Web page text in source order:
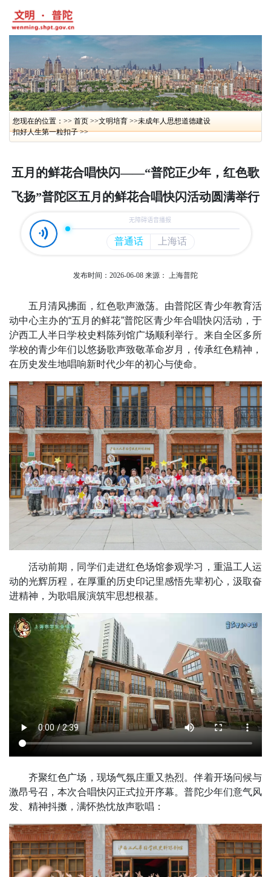
您现在的位置：>> 首页 >>文明培育 >>未成年人思想道德建设
扣好人生第一粒扣子 >>
五月的鲜花合唱快闪——“普陀正少年，红色歌
飞扬”普陀区五月的鲜花合唱快闪活动圆满举行
发布时间：2026-06-08 来源： 上海普陀
五月清风拂面，红色歌声激荡。由普陀区青少年教育活
动中心主办的“五月的鲜花”普陀区青少年合唱快闪活动，于
沪西工人半日学校史料陈列馆广场顺利举行。来自全区多所
学校的青少年们以悠扬歌声致敬革命岁月，传承红色精神，
在历史发生地唱响新时代少年的初心与使命。
活动前期，同学们走进红色场馆参观学习，重温工人运
动的光辉历程，在厚重的历史印记里感悟先辈初心，汲取奋
进精神，为歌唱展演筑牢思想根基。
齐聚红色广场，现场气氛庄重又热烈。伴着开场问候与
激昂号召，本次合唱快闪正式拉开序幕。普陀少年们意气风
发、精神抖擞，满怀热忱放声歌唱：